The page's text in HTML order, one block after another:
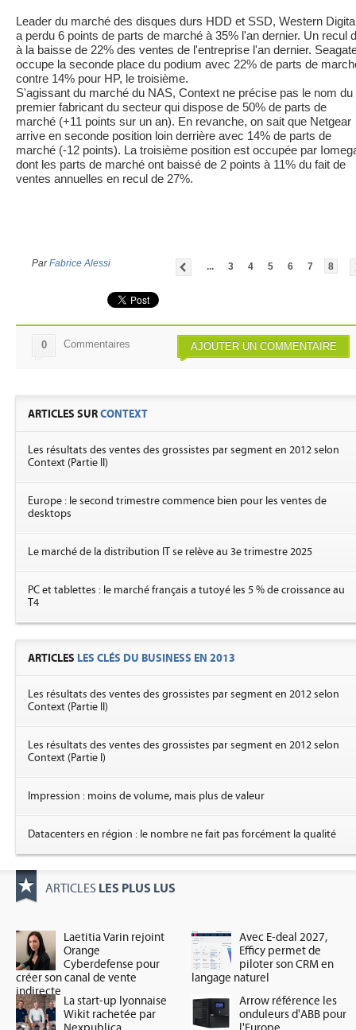
Leader du marché des disques durs HDD et SSD, Western
a perdu 6 points de parts de marché à 35% l'an dernier. Un recul
à la baisse de 22% des ventes de l'entreprise l'an dernier.
occupe la seconde place du podium avec 22% de parts de
contre 14% pour HP, le troisième.
S'agissant du marché du NAS, Context ne précise pas le nom du
premier fabricant du secteur qui dispose de 50% de parts de
marché (+11 points sur un an). En revanche, on sait que Netgear
arrive en seconde position loin derrière avec 14% de parts de
marché (-12 points). La troisième position est occupée par
dont les parts de marché ont baissé de 2 points à 11% du fait de
ventes annuelles en recul de 27%.
... 3 4 5 6 7 8
ParFabrice Alessi
AJOUTER UN COMMENTAIRE
0 Commentaires
ARTICLES SURCONTEXT
Les résultats des ventes des grossistes par segment en 2012 selon
Context (Partie II)
Europe : le second trimestre commence bien pour les ventes de
desktops
Le marché de la distribution IT se relève au 3e trimestre 2025
PC et tablettes : le marché français a tutoyé les 5 % de croissance au
T4
ARTICLES LES CLÉS DU BUSINESS EN 2013
Les résultats des ventes des grossistes par segment en 2012 selon
Context (Partie II)
Les résultats des ventes des grossistes par segment en 2012 selon
Context (Partie I)
Impression : moins de volume, mais plus de valeur
Datacenters en région : le nombre ne fait pas forcément la qualité
ARTICLES LES PLUS LUS
Laetitia Varin rejoint
Orange
Cyberdefense pour
créer son canal de vente
indirecte
Avec E-deal 2027,
Efficy permet de
piloter son CRM en
langage naturel
La start-up lyonnaise
Wikit rachetée par
Arrow référence les
onduleurs d'ABB pour